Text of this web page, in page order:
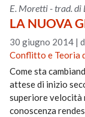
E. Moretti - trad.
LA NUOVA
30 giugno 2014 |
Conflitto e Teoria
Come sta
attese di inizio
superiore velocità
conoscenza